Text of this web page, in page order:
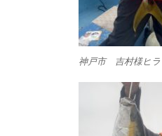
神戸市 吉村様ヒラ